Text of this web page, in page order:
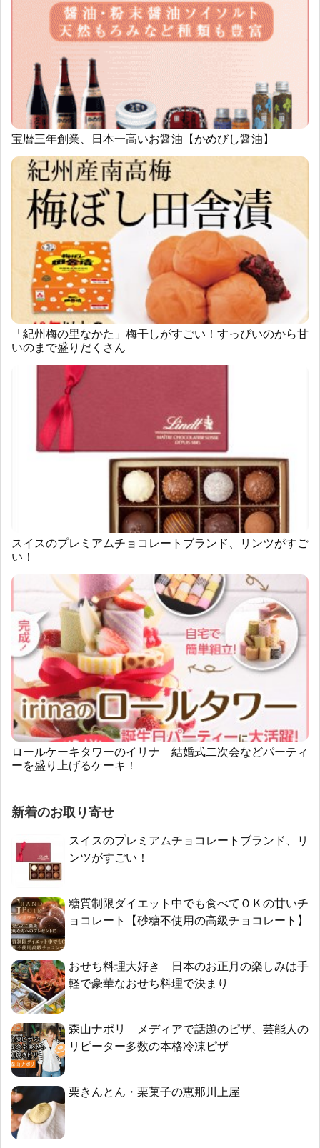
宝暦三年創業、日本一高いお醤油【かめびし醤油】
「紀州梅の里なかた」梅干しがすごい！すっぴいのから甘
いのまで盛りだくさん
スイスのプレミアムチョコレートブランド、リンツがすご
い！
ロールケーキタワーのイリナ 結婚式二次会などパーティ
ーを盛り上げるケーキ！
新着のお取り寄せ
スイスのプレミアムチョコレートブランド、リ
ンツがすごい！
糖質制限ダイエット中でも食べてＯＫの甘いチ
ョコレート【砂糖不使用の高級チョコレート】
おせち料理大好き 日本のお正月の楽しみは手
軽で豪華なおせち料理で決まり
森山ナポリ メディアで話題のピザ、芸能人の
リピーター多数の本格冷凍ピザ
栗きんとん・栗菓子の恵那川上屋